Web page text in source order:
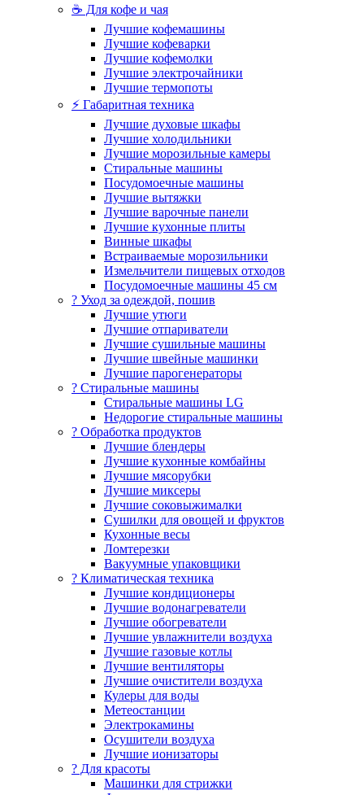
☕ Для кофе и чая
Лучшие кофемашины
Лучшие кофеварки
Лучшие кофемолки
Лучшие электрочайники
Лучшие термопоты
⚡ Габаритная техника
Лучшие духовые шкафы
Лучшие холодильники
Лучшие морозильные камеры
Стиральные машины
Посудомоечные машины
Лучшие вытяжки
Лучшие варочные панели
Лучшие кухонные плиты
Винные шкафы
Встраиваемые морозильники
Измельчители пищевых отходов
Посудомоечные машины 45 см
? Уход за одеждой, пошив
Лучшие утюги
Лучшие отпариватели
Лучшие сушильные машины
Лучшие швейные машинки
Лучшие парогенераторы
? Стиральные машины
Стиральные машины LG
Недорогие стиральные машины
? Обработка продуктов
Лучшие блендеры
Лучшие кухонные комбайны
Лучшие мясорубки
Лучшие миксеры
Лучшие соковыжималки
Сушилки для овощей и фруктов
Кухонные весы
Ломтерезки
Вакуумные упаковщики
?️ Климатическая техника
Лучшие кондиционеры
Лучшие водонагреватели
Лучшие обогреватели
Лучшие увлажнители воздуха
Лучшие газовые котлы
Лучшие вентиляторы
Лучшие очистители воздуха
Кулеры для воды
Метеостанции
Электрокамины
Осушители воздуха
Лучшие ионизаторы
? Для красоты
Машинки для стрижки